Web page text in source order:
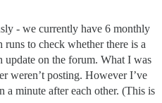
- we currently have 6 monthly
to check whether there is a
update on the forum. What I was
weren’t posting. However I’ve
a minute after each other. (This is